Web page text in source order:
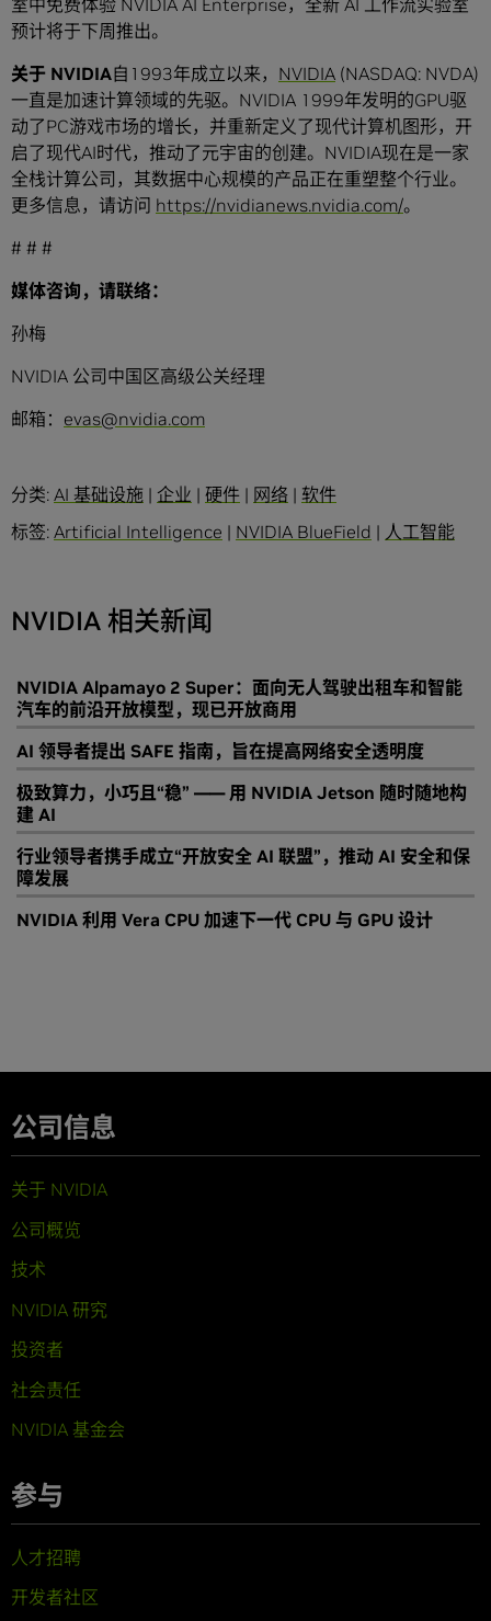
室中免费体验 NVIDIA AI Enterprise，全新 AI 工作流实验室
预计将于下周推出。
关于 NVIDIA自1993年成立以来， NVIDIA (NASDAQ: NVDA)
一直是加速计算领域的先驱。NVIDIA 1999年发明的GPU驱
动了PC游戏市场的增长，并重新定义了现代计算机图形，开
启了现代AI时代，推动了元宇宙的创建。NVIDIA现在是一家
全栈计算公司，其数据中心规模的产品正在重塑整个行业。
更多信息，请访问 https://nvidianews.nvidia.com/。
# # #
媒体咨询，请联络：
孙梅
NVIDIA 公司中国区高级公关经理
邮箱： evas@nvidia.com
分类: AI 基础设施 | 企业 | 硬件 | 网络 | 软件
标签: Artificial Intelligence | NVIDIA BlueField | 人工智能
NVIDIA 相关新闻
NVIDIA Alpamayo 2 Super：面向无人驾驶出租车和智能
汽车的前沿开放模型，现已开放商用
AI 领导者提出 SAFE 指南，旨在提高网络安全透明度
极致算力，小巧且“稳” —— 用 NVIDIA Jetson 随时随地构
建 AI
行业领导者携手成立“开放安全 AI 联盟”，推动 AI 安全和保
障发展
NVIDIA 利用 Vera CPU 加速下一代 CPU 与 GPU 设计
公司信息
关于 NVIDIA
公司概览
技术
NVIDIA 研究
投资者
社会责任
NVIDIA 基金会
参与
人才招聘
开发者社区